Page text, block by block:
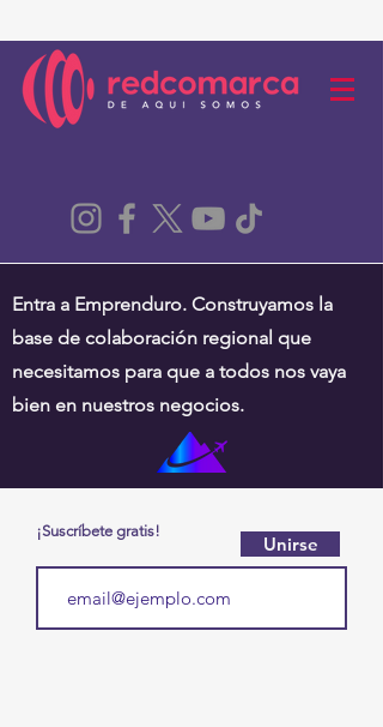
Entra a Emprenduro. Construyamos la
base de colaboración regional que
necesitamos para que a todos nos vaya
bien en nuestros negocios.
¡Suscríbete gratis!
Unirse